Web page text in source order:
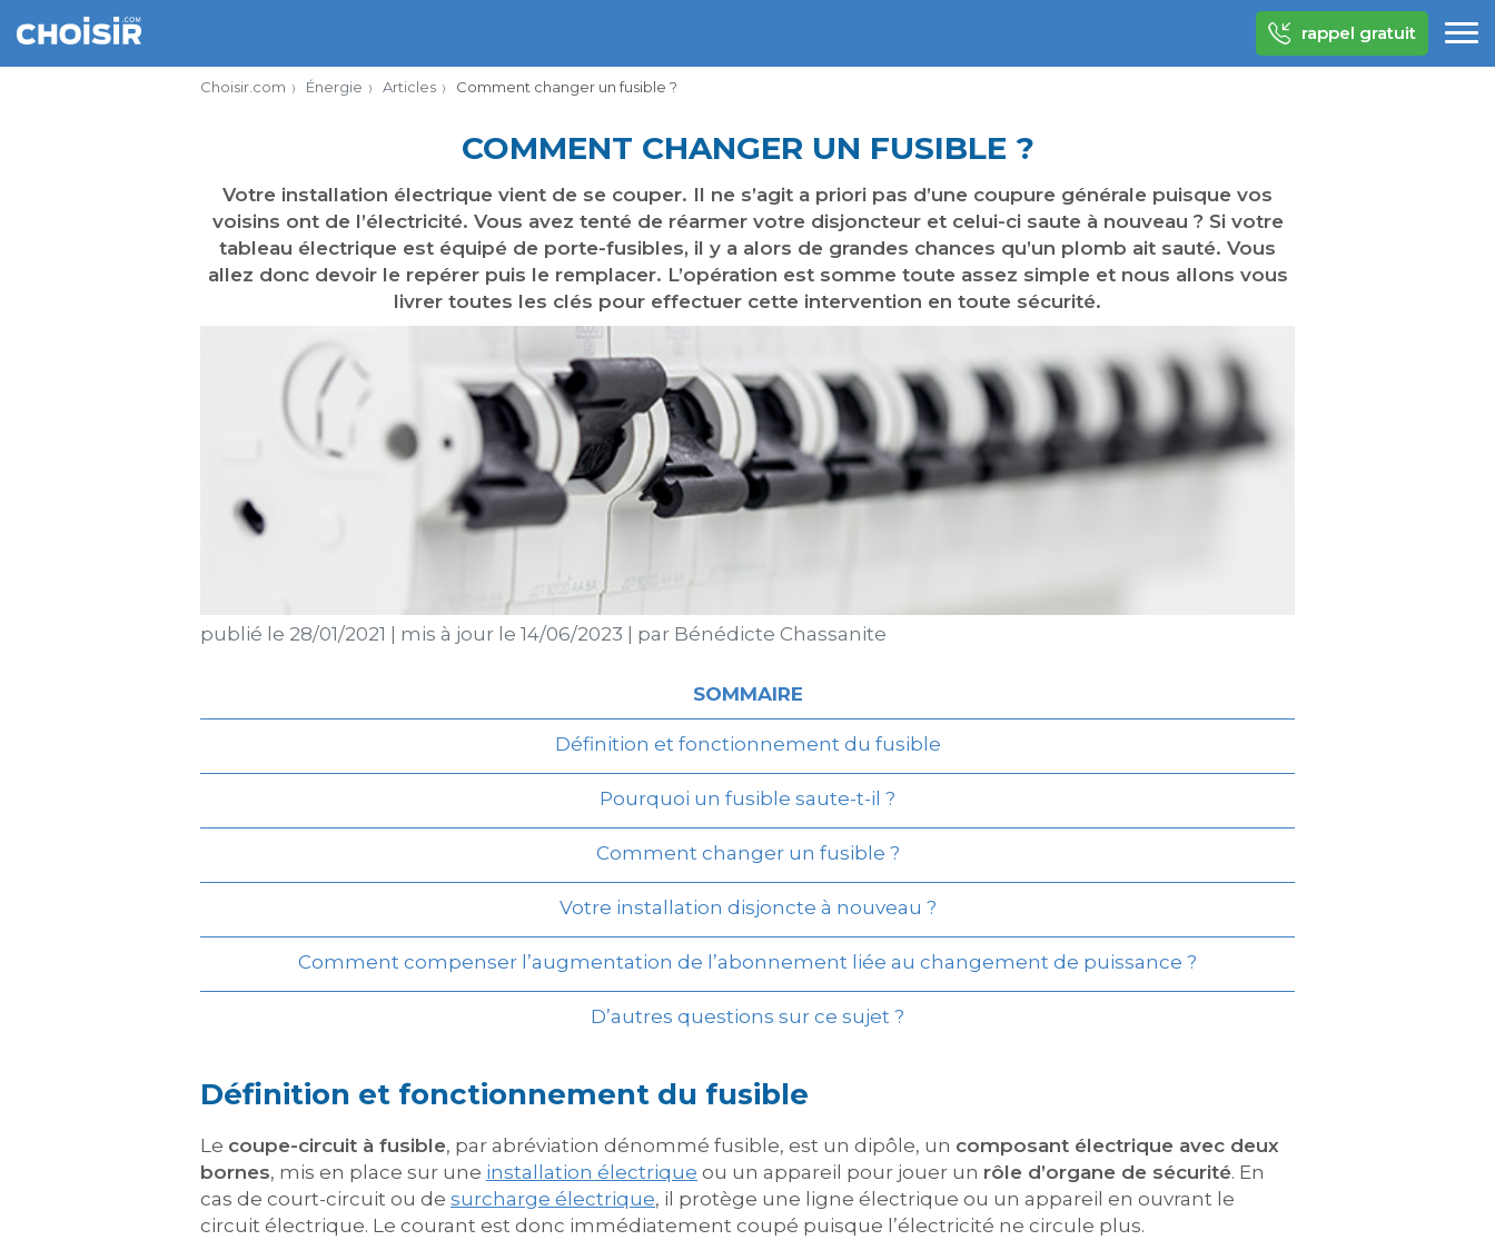
rappel gratuit
Choisir.com Énergie Articles Comment changer un fusible ?
COMMENT CHANGER UN FUSIBLE ?
Votre installation électrique vient de se couper. Il ne s’agit a priori pas d’une coupure générale puisque vos
voisins ont de l’électricité. Vous avez tenté de réarmer votre disjoncteur et celui-ci saute à nouveau ? Si votre
tableau électrique est équipé de porte-fusibles, il y a alors de grandes chances qu’un plomb ait sauté. Vous
allez donc devoir le repérer puis le remplacer. L’opération est somme toute assez simple et nous allons vous
livrer toutes les clés pour effectuer cette intervention en toute sécurité.
publié le 28/01/2021 mis à jour le 14/06/2023 par Bénédicte Chassanite
SOMMAIRE
Définition et fonctionnement du fusible
Pourquoi un fusible saute-t-il ?
Comment changer un fusible ?
Votre installation disjoncte à nouveau ?
Comment compenser l’augmentation de l’abonnement liée au changement de puissance ?
D’autres questions sur ce sujet ?
Définition et fonctionnement du fusible
Le coupe-circuit à fusible, par abréviation dénommé fusible, est un dipôle, un composant électrique avec deux
bornes, mis en place sur une installation électrique ou un appareil pour jouer un rôle d’organe de sécurité. En
cas de court-circuit ou de surcharge électrique, il protège une ligne électrique ou un appareil en ouvrant le
circuit électrique. Le courant est donc immédiatement coupé puisque l’électricité ne circule plus.